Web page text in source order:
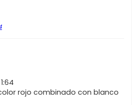
rojo combinado con blanco